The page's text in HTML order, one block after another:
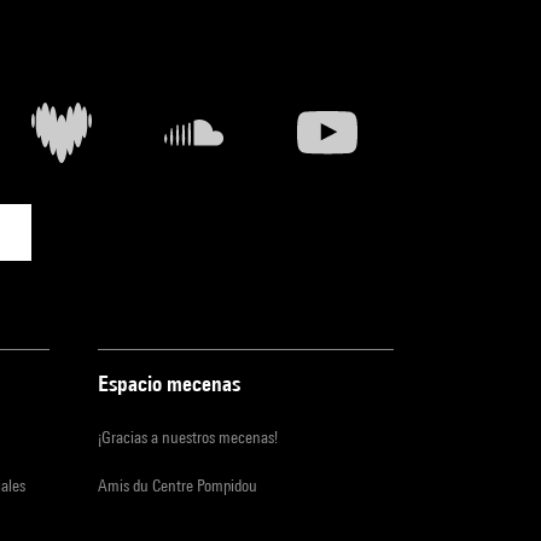
Espacio mecenas
¡Gracias a nuestros mecenas!
Amis du Centre Pompidou